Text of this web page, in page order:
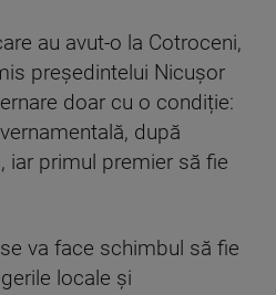
au avut-o la Cotroceni,
președintelui Nicușor
doar cu o condiție:
după
iar primul premier să fie
va face schimbul să fie
locale și